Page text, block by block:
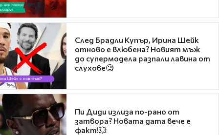
След Брадли Купър, Ирина Шейк
отново е влюбена? Новият мъж
до супермодела разпали лавина от
слухове🧐
Пи Диди излиза по-рано от
затвора? Новата дата вече е
факт!💥